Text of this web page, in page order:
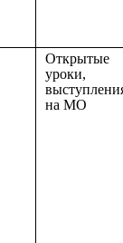
Открытые
уроки,
на МО